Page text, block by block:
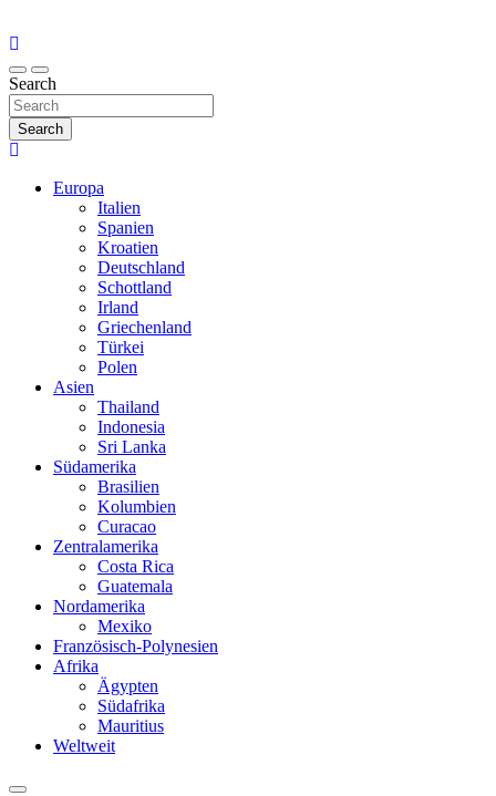
Search
Search
Europa
Italien
Spanien
Kroatien
Deutschland
Schottland
Irland
Griechenland
Türkei
Polen
Asien
Thailand
Indonesia
Sri Lanka
Südamerika
Brasilien
Kolumbien
Curacao
Zentralamerika
Costa Rica
Guatemala
Nordamerika
Mexiko
Französisch-Polynesien
Afrika
Ägypten
Südafrika
Mauritius
Weltweit